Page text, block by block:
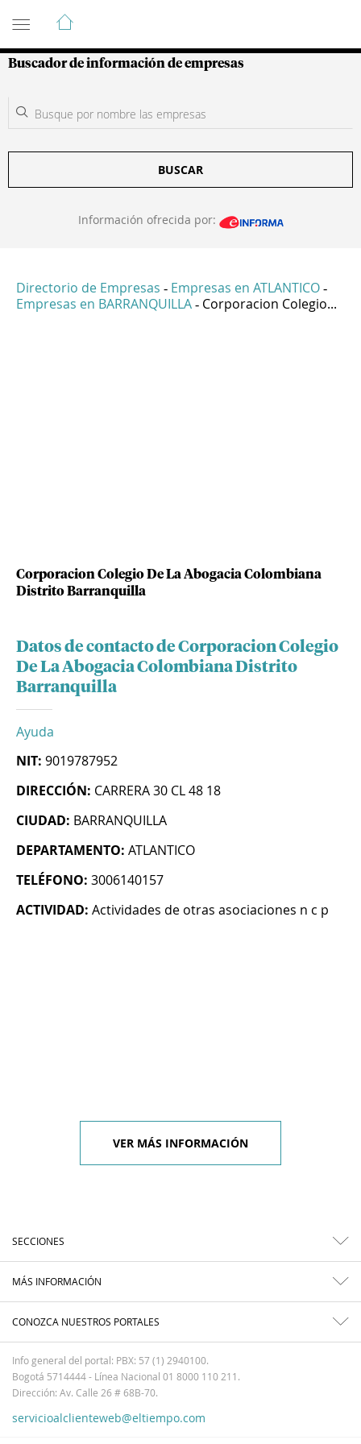
Guía de Empresas Colombianas
Buscador de información de empresas
BUSCAR
Información ofrecida por:
Directorio de Empresas - Empresas en ATLANTICO -
Empresas en BARRANQUILLA - Corporacion Colegio...
Corporacion Colegio De La Abogacia Colombiana
Distrito Barranquilla
Datos de contacto de Corporacion Colegio
De La Abogacia Colombiana Distrito
Barranquilla
Ayuda
NIT: 9019787952
DIRECCIÓN: CARRERA 30 CL 48 18
CIUDAD: BARRANQUILLA
DEPARTAMENTO: ATLANTICO
TELÉFONO: 3006140157
ACTIVIDAD: Actividades de otras asociaciones n c p
VER MÁS INFORMACIÓN
SECCIONES
MÁS INFORMACIÓN
CONOZCA NUESTROS PORTALES
Info general del portal: PBX: 57 (1) 2940100.
Bogotá 5714444 - Línea Nacional 01 8000 110 211.
Dirección: Av. Calle 26 # 68B-70.
servicioalclienteweb@eltiempo.com